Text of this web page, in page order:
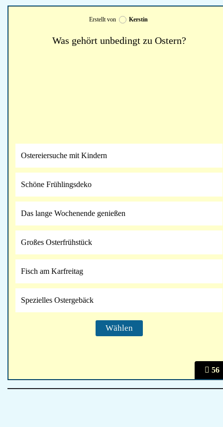
56
Erstellt von Kerstin
Was gehört unbedingt zu Ostern?
Ostereiersuche mit Kindern
Schöne Frühlingsdeko
Das lange Wochenende genießen
Großes Osterfrühstück
Fisch am Karfreitag
Spezielles Ostergebäck